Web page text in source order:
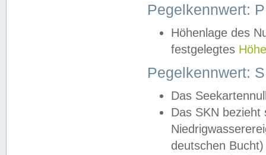
Pegelkennwert:
Höhenlage des
festgelegtes
Pegelkennwert:
Das
Das SKN
deutschen